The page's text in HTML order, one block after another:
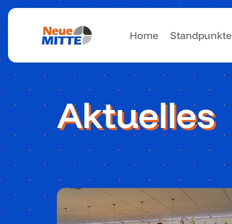
Home Standpunkte
Aktuelles